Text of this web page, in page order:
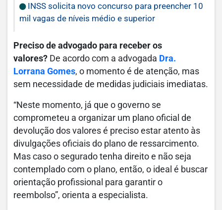
INSS solicita novo concurso para preencher 10
mil vagas de níveis médio e superior
Preciso de advogado para receber os
valores? De acordo com a advogada Dra.
Lorrana Gomes, o momento é de atenção, mas
sem necessidade de medidas judiciais imediatas.
“Neste momento, já que o governo se
comprometeu a organizar um plano oficial de
devolução dos valores é preciso estar atento às
divulgações oficiais do plano de ressarcimento.
Mas caso o segurado tenha direito e não seja
contemplado com o plano, então, o ideal é buscar
orientação profissional para garantir o
reembolso”, orienta a especialista.